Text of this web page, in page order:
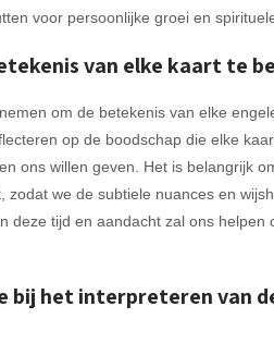
voor persoonlijke groei en
van elke kaart te
om de betekenis van elke
op de boodschap die elke
ons willen geven. Het is belangrijk
zodat we de subtiele nuances en
deze tijd en aandacht zal ons
het interpreteren van